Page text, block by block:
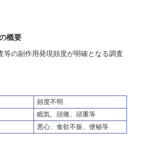
概要
等の副作用発現頻度が明確となる調査
頻度不明
眠気、頭痛、頭重等
悪心、食欲不振、便秘等